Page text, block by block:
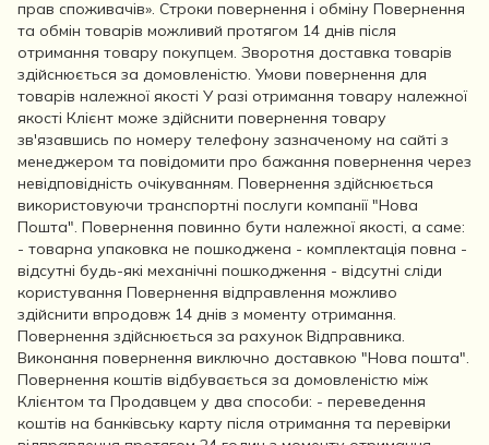
прав споживачів». Строки повернення і обміну Повернення
та обмін товарів можливий протягом 14 днів після
отримання товару покупцем. Зворотня доставка товарів
здійснюється за домовленістю. Умови повернення для
товарів належної якості У разі отримання товару належної
якості Клієнт може здійснити повернення товару
зв'язавшись по номеру телефону зазначеному на сайті з
менеджером та повідомити про бажання повернення через
невідповідність очікуванням. Повернення здійснюється
використовуючи транспортні послуги компанії "Нова
Пошта". Повернення повинно бути належної якості, а саме:
- товарна упаковка не пошкоджена - комплектація повна -
відсутні будь-які механічні пошкодження - відсутні сліди
користування Повернення відправлення можливо
здійснити впродовж 14 днів з моменту отримання.
Повернення здійснюється за рахунок Відправника.
Виконання повернення виключно доставкою "Нова пошта".
Повернення коштів відбувається за домовленістю між
Клієнтом та Продавцем у два способи: - переведення
коштів на банківську карту після отримання та перевірки